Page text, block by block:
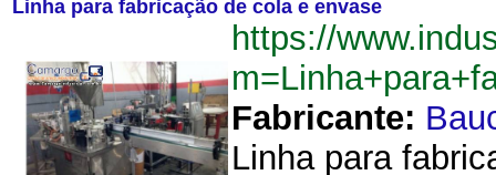
Linha para fabricação de cola e envase
https://
Fabricante:
Linha para